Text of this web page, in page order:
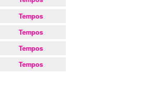
Tempos
Tempos
E RECREIO ARTISTÍCO DA AMADORA
Tempos
Tempos